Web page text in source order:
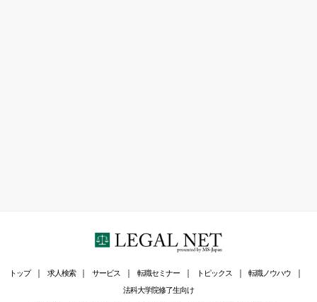
トップ 求人検索 サービス 転職セミナー トピックス
転職ノウハウ
法科大学院修了生向け